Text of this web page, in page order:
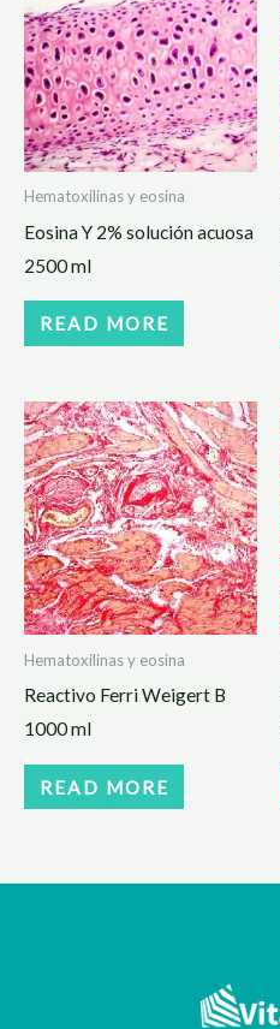
Hematoxilinas y eosina
Eosina Y 2% solución acuosa
2500 ml
READ MORE
Hematoxilinas y eosina
Reactivo Ferri Weigert B
1000 ml
READ MORE